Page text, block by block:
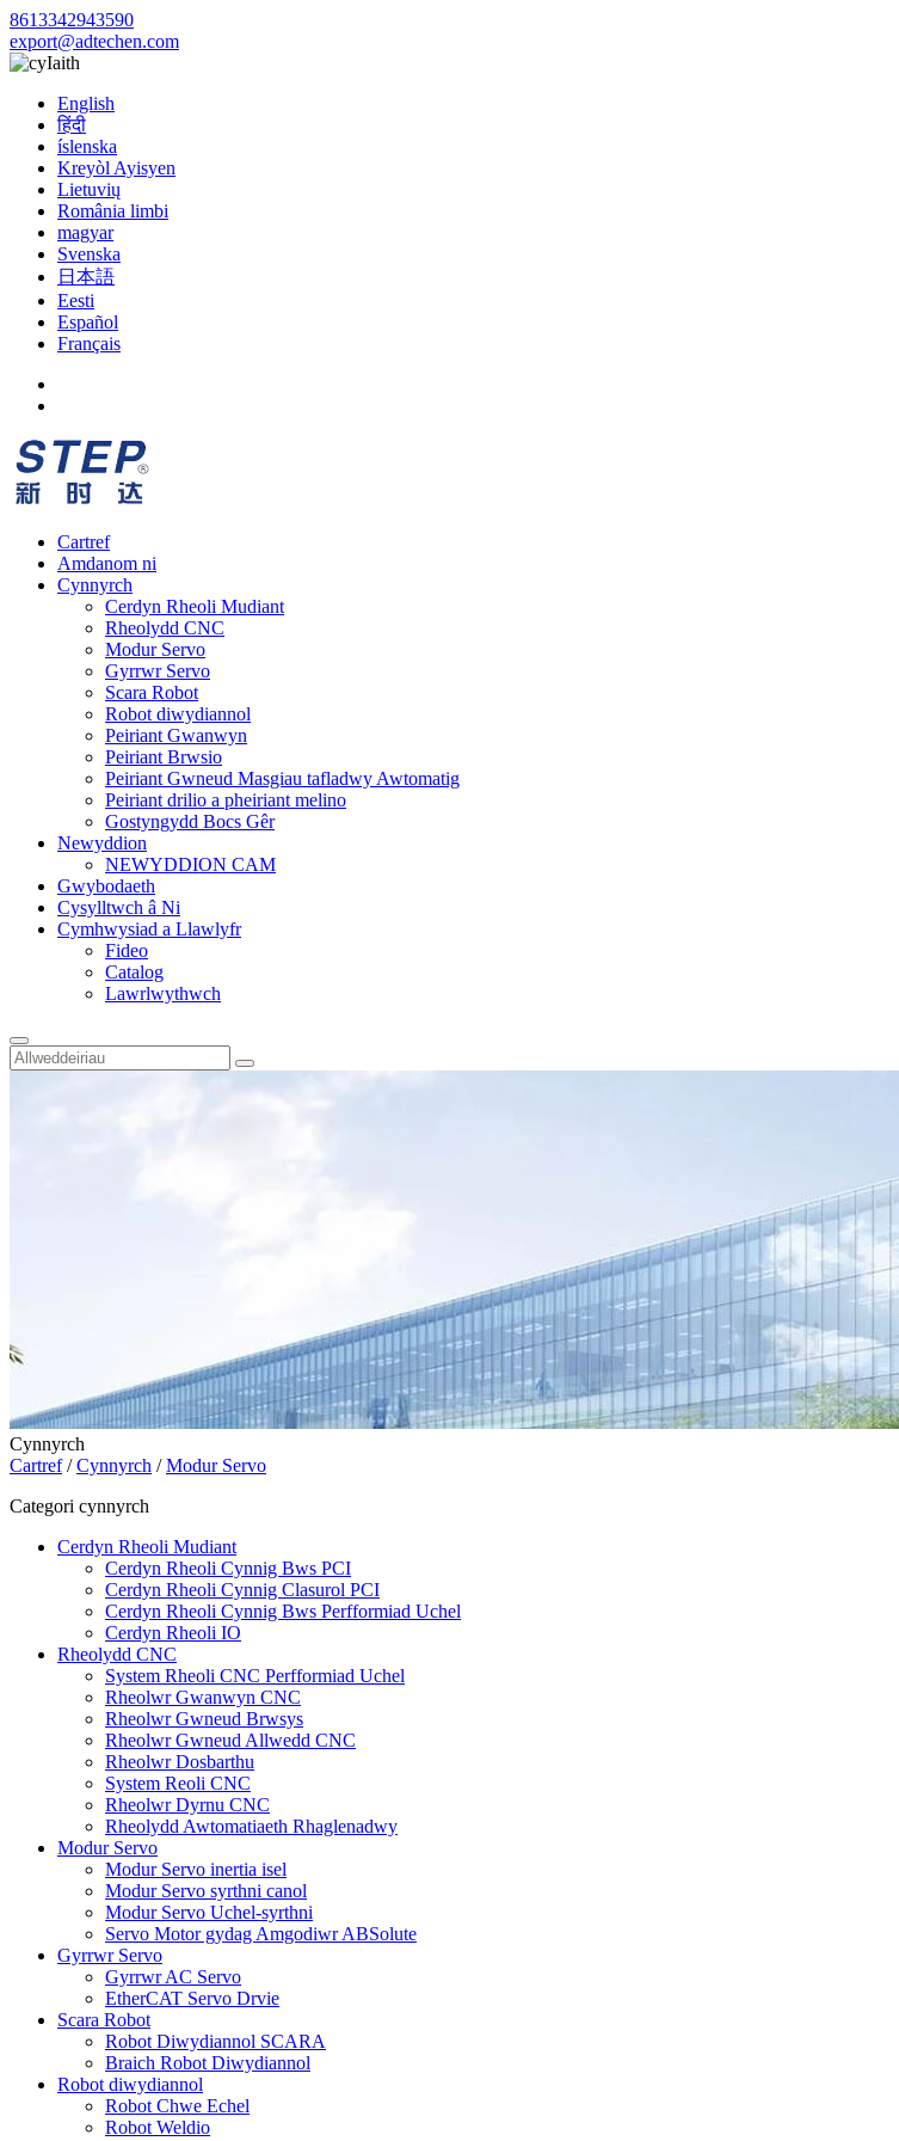
8613342943590
export@adtechen.com
Iaith
English
हिंदी
íslenska
Kreyòl Ayisyen
Lietuvių
România limbi
magyar
Svenska
日本語
Eesti
Español
Français
Cartref
Amdanom ni
Cynnyrch
Cerdyn Rheoli Mudiant
Rheolydd CNC
Modur Servo
Gyrrwr Servo
Scara Robot
Robot diwydiannol
Peiriant Gwanwyn
Peiriant Brwsio
Peiriant Gwneud Masgiau tafladwy Awtomatig
Peiriant drilio a pheiriant melino
Gostyngydd Bocs Gêr
Newyddion
NEWYDDION CAM
Gwybodaeth
Cysylltwch â Ni
Cymhwysiad a Llawlyfr
Fideo
Catalog
Lawrlwythwch
Cynnyrch
Cartref/Cynnyrch /Modur Servo
Categori cynnyrch
Cerdyn Rheoli Mudiant
Cerdyn Rheoli Cynnig Bws PCI
Cerdyn Rheoli Cynnig Clasurol PCI
Cerdyn Rheoli Cynnig Bws Perfformiad Uchel
Cerdyn Rheoli IO
Rheolydd CNC
System Rheoli CNC Perfformiad Uchel
Rheolwr Gwanwyn CNC
Rheolwr Gwneud Brwsys
Rheolwr Gwneud Allwedd CNC
Rheolwr Dosbarthu
System Reoli CNC
Rheolwr Dyrnu CNC
Rheolydd Awtomatiaeth Rhaglenadwy
Modur Servo
Modur Servo inertia isel
Modur Servo syrthni canol
Modur Servo Uchel-syrthni
Servo Motor gydag Amgodiwr ABSolute
Gyrrwr Servo
Gyrrwr AC Servo
EtherCAT Servo Drvie
Scara Robot
Robot Diwydiannol SCARA
Braich Robot Diwydiannol
Robot diwydiannol
Robot Chwe Echel
Robot Weldio